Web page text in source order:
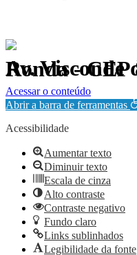
Av. Visconde de Taunay, 950 -
Política de Privacidade.
Acessar o conteúdo
Abrir a barra de ferramentas
Acessibilidade
Aumentar texto
Diminuir texto
Escala de cinza
Alto contraste
Contraste negativo
Fundo claro
Links sublinhados
Legibilidade da fonte